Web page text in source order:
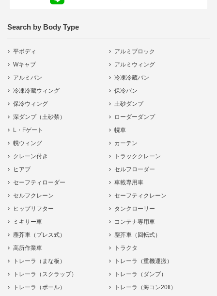
Search by Body Type
平ボディ
アルミブロック
Wキャブ
アルミウィング
アルミバン
冷凍冷蔵バン
冷凍冷蔵ウィング
保冷バン
保冷ウィング
土砂ダンプ
深ダンプ（土砂禁）
ローダーダンプ
L・Fゲート
幌車
幌ウィング
カーテン
クレーン付き
トラッククレーン
ヒアブ
セルフローダー
セーフティローダー
車載専用車
セルフクレーン
セーフティクレーン
ヒップリフター
タンクローリー
ミキサー車
コンテナ専用車
塵芥車（プレス式）
塵芥車（回転式）
高所作業車
トラクタ
トレーラ（まな板）
トレーラ（重機運搬）
トレーラ（スクラップ）
トレーラ（ダンプ）
トレーラ（ポール）
トレーラ（海コン20ft）